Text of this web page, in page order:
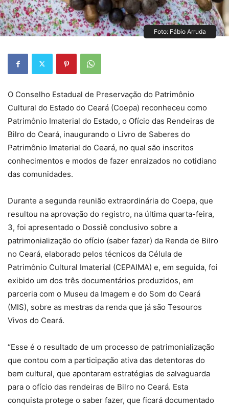
Foto: Fábio Arruda
O Conselho Estadual de Preservação do Patrimônio
Cultural do Estado do Ceará (Coepa) reconheceu como
Patrimônio Imaterial do Estado, o Ofício das Rendeiras de
Bilro do Ceará, inaugurando o Livro de Saberes do
Patrimônio Imaterial do Ceará, no qual são inscritos
conhecimentos e modos de fazer enraizados no cotidiano
das comunidades.
Durante a segunda reunião extraordinária do Coepa, que
resultou na aprovação do registro, na última quarta-feira,
3, foi apresentado o Dossiê conclusivo sobre a
patrimonialização do ofício (saber fazer) da Renda de Bilro
no Ceará, elaborado pelos técnicos da Célula de
Patrimônio Cultural Imaterial (CEPAIMA) e, em seguida, foi
exibido um dos três documentários produzidos, em
parceria com o Museu da Imagem e do Som do Ceará
(MIS), sobre as mestras da renda que já são Tesouros
Vivos do Ceará.
“Esse é o resultado de um processo de patrimonialização
que contou com a participação ativa das detentoras do
bem cultural, que apontaram estratégias de salvaguarda
para o ofício das rendeiras de Bilro no Ceará. Esta
conquista protege o saber fazer, que ficará documentado